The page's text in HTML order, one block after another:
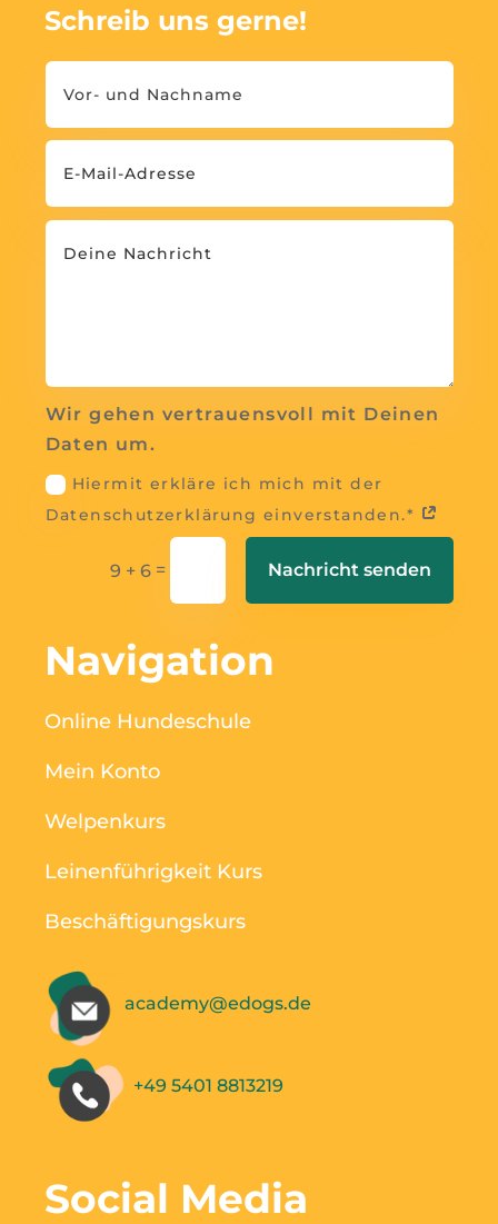
Schreib uns gerne!
Wir gehen vertrauensvoll mit Deinen
Daten um.
Hiermit erkläre ich mich mit der
Datenschutzerklärung einverstanden.*
9 + 6= Nachricht senden
Navigation
Online Hundeschule
Mein Konto
Welpenkurs
Leinenführigkeit Kurs
Beschäftigungskurs
academy@edogs.de
+49 5401 8813219
Social Media